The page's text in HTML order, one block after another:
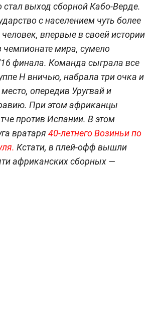
стал выход сборной Кабо‑Верде.
с населением чуть более
впервые в своей истории
чемпионате мира, сумело
финала. Команда сыграла все
H вничью, набрала три очка и
опередив Уругвай и
При этом африканцы
против Испании. В этом
вратаря 40-летнего Возиньи по
Кстати, в плей-офф вышли
африканских сборных —